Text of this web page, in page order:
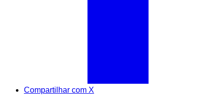
Compartilhar com X